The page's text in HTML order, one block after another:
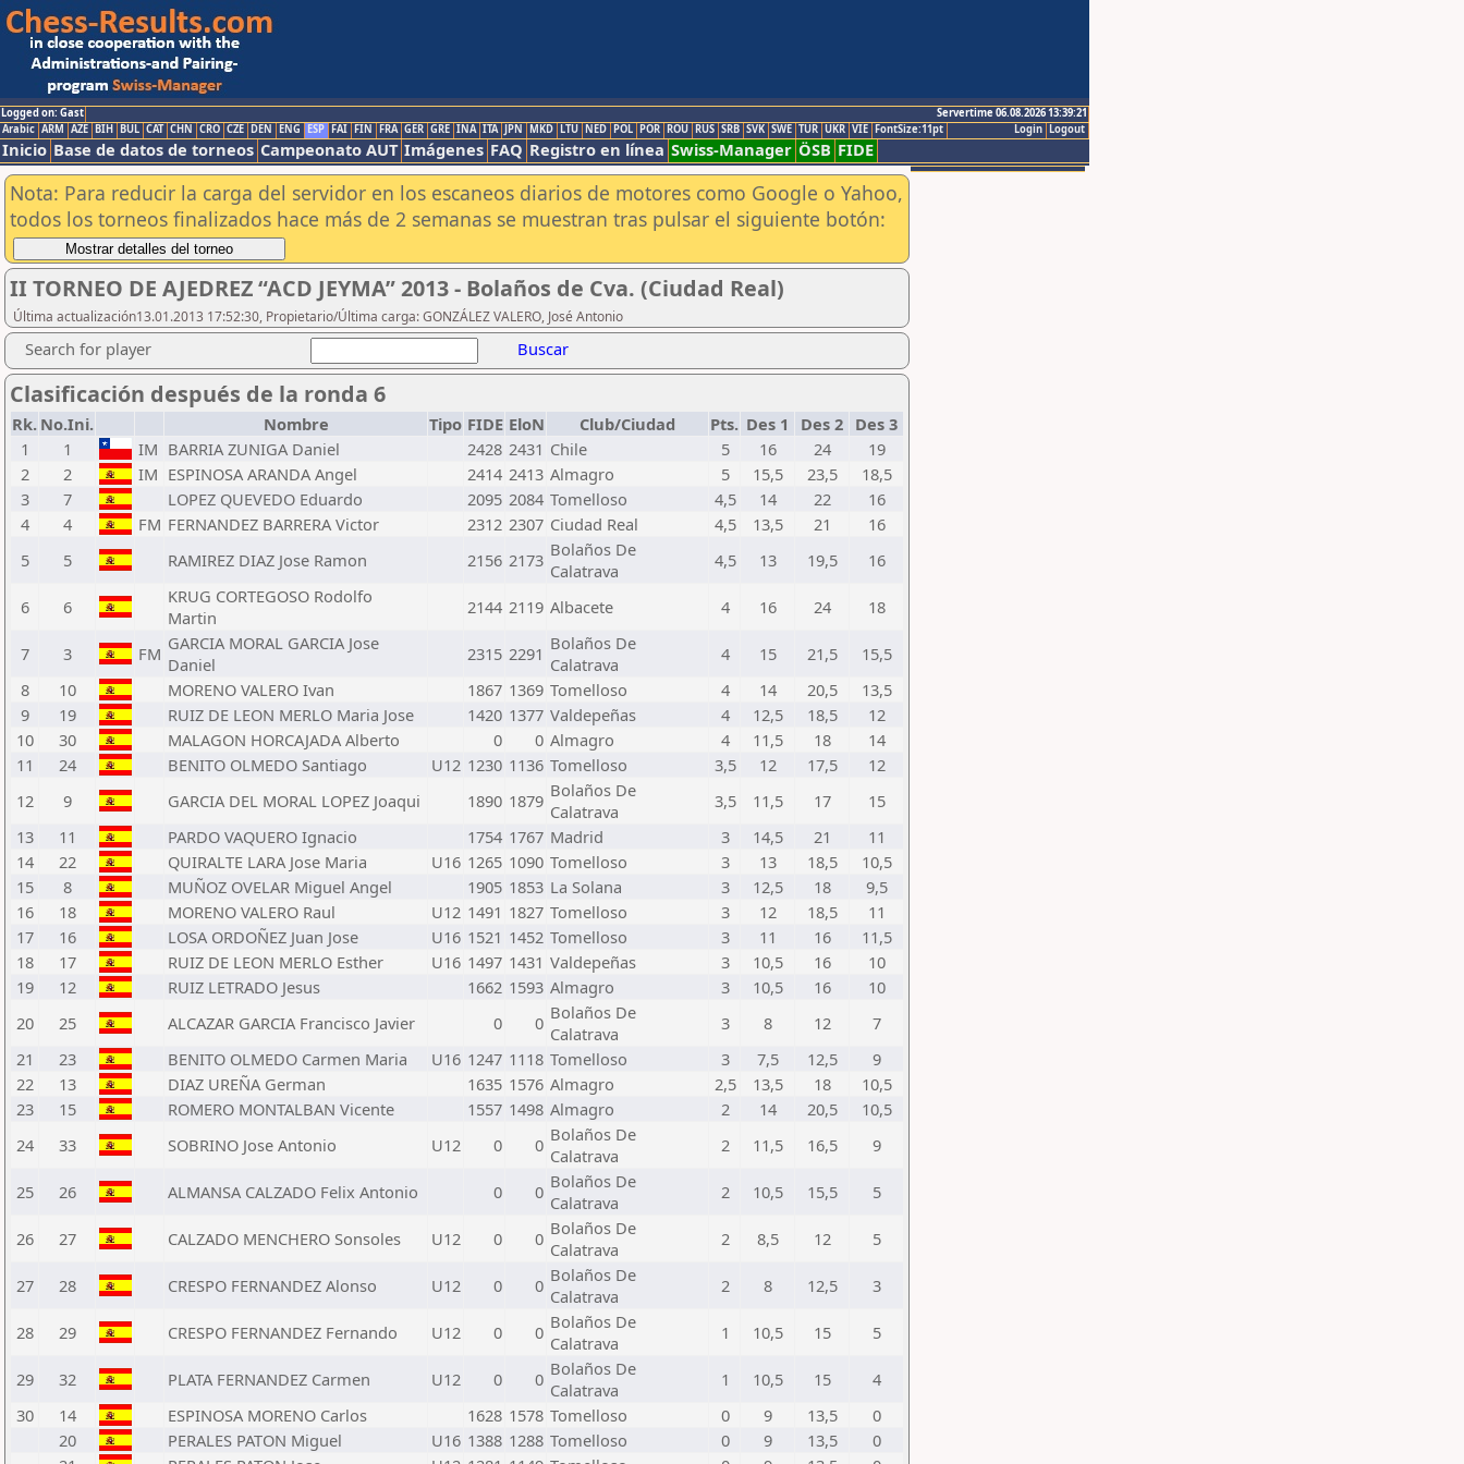
Logged on: Gast
Servertime 06.08.2026 13:39:21
Logout
Login
Arabic ARM AZE BIH BUL CAT CHN CRO CZE DEN ENG ESP FAI FIN FRA GER GRE INA ITA JPN MKD LTU NED POL POR ROU RUS SRB SVK SWE TUR UKR VIE FontSize:11pt
Inicio Base de datos de torneos Campeonato AUT Imágenes FAQ Registro en línea Swiss-Manager ÖSB FIDE
Nota: Para reducir la carga del servidor en los escaneos diarios de motores como Google o Yahoo,
todos los torneos finalizados hace más de 2 semanas se muestran tras pulsar el siguiente botón:
II TORNEO DE AJEDREZ “ACD JEYMA” 2013 - Bolaños de Cva. (Ciudad Real)
Última actualización13.01.2013 17:52:30, Propietario/Última carga: GONZÁLEZ VALERO, José Antonio
Search for player Buscar
Clasificación después de la ronda 6
Rk. No.Ini. Nombre Tipo FIDE EloN Club/Ciudad Pts. Des 1 Des 2 Des 3
1
1 IM BARRIA ZUNIGA Daniel 2428 2431 Chile 5 16 24
19
2
2 IM ESPINOSA ARANDA Angel 2414 2413 Almagro 5 15,5 23,5
18,5
3
7 LOPEZ QUEVEDO Eduardo 2095 2084 Tomelloso 4,5 14 22
16
4
4 FM FERNANDEZ BARRERA Victor 2312 2307 Ciudad Real 4,5 13,5 21
16
5
5 RAMIREZ DIAZ Jose Ramon 2156 2173 Bolaños De
Calatrava
4,5 13 19,5 16
6 6
KRUG CORTEGOSO Rodolfo
Martin
2144 2119 Albacete 4 16 24 18
7 3 FM GARCIA MORAL GARCIA Jose
Daniel
2315 2291 Bolaños De
Calatrava
4 15 21,5
15,5
8
10 MORENO VALERO Ivan 1867 1369 Tomelloso 4 14 20,5
13,5
9
19 RUIZ DE LEON MERLO Maria Jose 1420 1377 Valdepeñas 4 12,5 18,5
12
10
30 MALAGON HORCAJADA Alberto 0 0 Almagro 4 11,5 18
14
11
24 BENITO OLMEDO Santiago U12 1230 1136 Tomelloso 3,5 12 17,5
12
12
9 GARCIA DEL MORAL LOPEZ Joaqui 1890 1879 Bolaños De
Calatrava
3,5 11,5 17
15
13
11 PARDO VAQUERO Ignacio 1754 1767 Madrid 3 14,5 21
11
14
22 QUIRALTE LARA Jose Maria U16 1265 1090 Tomelloso 3 13 18,5
10,5
15
8 MUÑOZ OVELAR Miguel Angel 1905 1853 La Solana 3 12,5 18
9,5
16
18 MORENO VALERO Raul U12 1491 1827 Tomelloso 3 12 18,5
11
17
16 LOSA ORDOÑEZ Juan Jose U16 1521 1452 Tomelloso 3 11 16
11,5
18
17 RUIZ DE LEON MERLO Esther U16 1497 1431 Valdepeñas 3 10,5 16
10
19
12 RUIZ LETRADO Jesus 1662 1593 Almagro 3 10,5 16
10
20
25 ALCAZAR GARCIA Francisco Javier 0 0 Bolaños De
Calatrava
3 8 12
7
21
23 BENITO OLMEDO Carmen Maria U16 1247 1118 Tomelloso 3 7,5 12,5
9
22
13 DIAZ UREÑA German 1635 1576 Almagro 2,5 13,5 18
10,5
23
15 ROMERO MONTALBAN Vicente 1557 1498 Almagro 2 14 20,5
10,5
24
33 SOBRINO Jose Antonio U12 0 0 Bolaños De
Calatrava
2 11,5 16,5 9
25 26 ALMANSA CALZADO Felix Antonio 0 0 Bolaños De
Calatrava
2 10,5 15,5 5
26 27 CALZADO MENCHERO Sonsoles U12 0 0 Bolaños De
Calatrava
2 8,5 12 5
27 28 CRESPO FERNANDEZ Alonso U12 0 0 Bolaños De
Calatrava
2 8 12,5 3
28 29 CRESPO FERNANDEZ Fernando U12 0 0 Bolaños De
Calatrava
1 10,5 15 5
29 32 PLATA FERNANDEZ Carmen U12 0 0 Bolaños De
Calatrava
1 10,5 15
4
30
14 ESPINOSA MORENO Carlos 1628 1578 Tomelloso 0 9 13,5
0
20
PERALES PATON Miguel U16 1388 1288 Tomelloso 0 9 13,5
0